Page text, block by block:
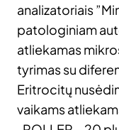
analizatoriais
patologiniam
atliekamas
tyrimas su
Eritrocitų
vaikams